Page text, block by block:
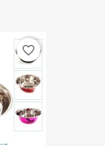
favorite_border